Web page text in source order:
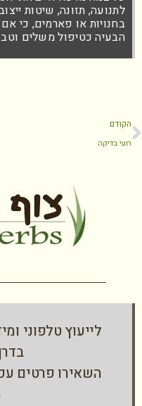
לתנועה, תזונה, שיטות
בחנויות או פארמים, כי
הבעיה כטיפול משלים
הקודם
רועי בדיקה
לייעוץ טלפוני
השאירו פרטים